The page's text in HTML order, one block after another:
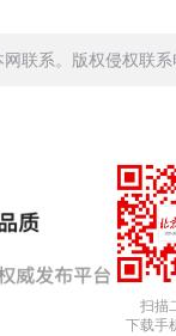
联系。版权侵权联
扫描
下载手